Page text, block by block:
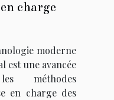
charge
moderne
est une avancée
méthodes
en charge des